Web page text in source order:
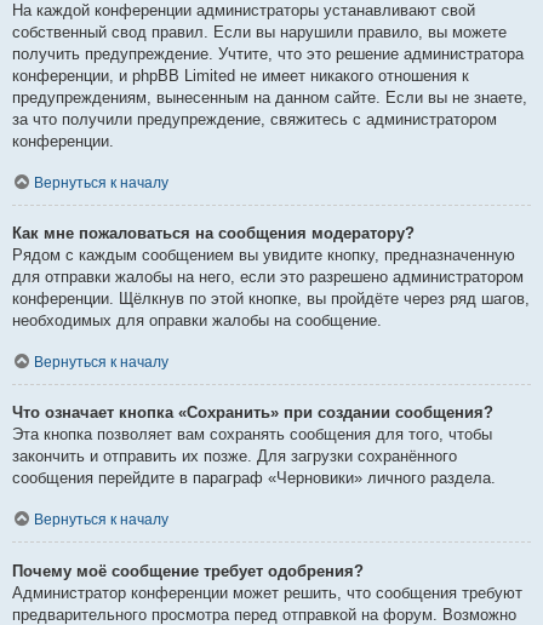
На каждой конференции администраторы устанавливают свой
собственный свод правил. Если вы нарушили правило, вы можете
получить предупреждение. Учтите, что это решение администратора
конференции, и phpBB Limited не имеет никакого отношения к
предупреждениям, вынесенным на данном сайте. Если вы не знаете,
за что получили предупреждение, свяжитесь с администратором
конференции.
Вернуться к началу
Как мне пожаловаться на сообщения модератору?
Рядом с каждым сообщением вы увидите кнопку, предназначенную
для отправки жалобы на него, если это разрешено администратором
конференции. Щёлкнув по этой кнопке, вы пройдёте через ряд шагов,
необходимых для оправки жалобы на сообщение.
Вернуться к началу
Что означает кнопка «Сохранить» при создании сообщения?
Эта кнопка позволяет вам сохранять сообщения для того, чтобы
закончить и отправить их позже. Для загрузки сохранённого
сообщения перейдите в параграф «Черновики» личного раздела.
Вернуться к началу
Почему моё сообщение требует одобрения?
Администратор конференции может решить, что сообщения требуют
предварительного просмотра перед отправкой на форум. Возможно